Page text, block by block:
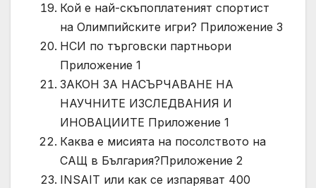
Кой е най-скъпоплатеният спортист
на Олимпийските игри? Приложение 3
НСИ по търговски партньори
Приложение 1
ЗАКОН ЗА НАСЪРЧАВАНЕ НА
НАУЧНИТЕ ИЗСЛЕДВАНИЯ И
ИНОВАЦИИТЕ Приложение 1
Каква е мисията на посолството на
САЩ в България?Приложение 2
INSAIT или как се изпаряват 400